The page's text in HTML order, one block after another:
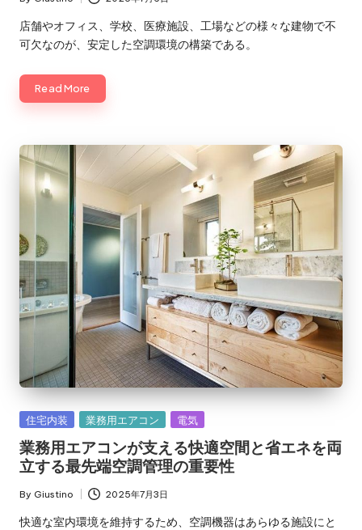
Posted
by
店舗やオフィス、学校、医療施設、工場などの様々な建物で不
可欠なのが、安定した空調環境の構築である。
Read More
Posted
in
住宅内装 業務用エアコン 電気
業務用エアコンが支える快適空間と省エネを両
立する最先端空調管理の重要性
Posted
by
By Giustino 2025年7月3日
快適な室内環境を維持するため、空調機器はあらゆる施設にと